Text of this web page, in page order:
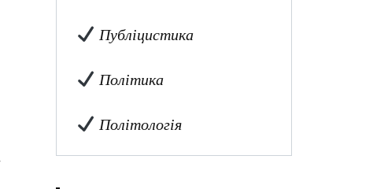
Публіцистика
Політика
Політологія